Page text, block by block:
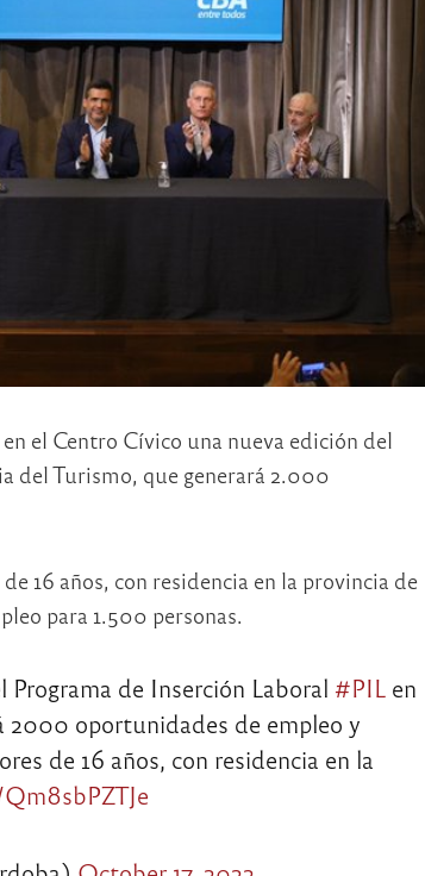
el Centro Cívico una nueva edición del
del Turismo, que generará 2.000
16 años, con residencia en la provincia de
para 1.500 personas.
de Inserción Laboral #PILen
2000 oportunidades de empleo y
de 16 años, con residencia en la